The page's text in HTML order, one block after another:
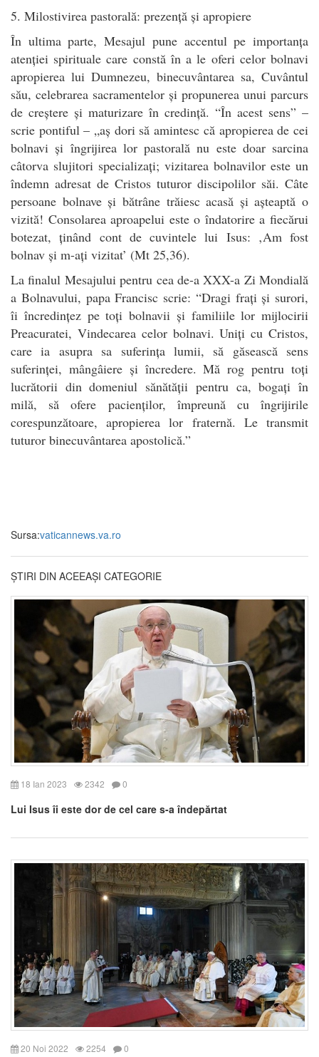
5. Milostivirea pastorală: prezență și apropiere
În ultima parte, Mesajul pune accentul pe importanța
atenției spirituale care constă în a le oferi celor bolnavi
apropierea lui Dumnezeu, binecuvântarea sa, Cuvântul
său, celebrarea sacramentelor și propunerea unui parcurs
de creștere și maturizare în credință. “În acest sens” –
scrie pontiful – „aș dori să amintesc că apropierea de cei
bolnavi și îngrijirea lor pastorală nu este doar sarcina
câtorva slujitori specializați; vizitarea bolnavilor este un
îndemn adresat de Cristos tuturor discipolilor săi. Câte
persoane bolnave și bătrâne trăiesc acasă și așteaptă o
vizită! Consolarea aproapelui este o îndatorire a fiecărui
botezat, ținând cont de cuvintele lui Isus: ‚Am fost
bolnav și m-ați vizitat’ (Mt 25,36).
La finalul Mesajului pentru cea de-a XXX-a Zi Mondială
a Bolnavului, papa Francisc scrie: “Dragi frați și surori,
îi încredințez pe toți bolnavii și familiile lor mijlocirii
Preacuratei, Vindecarea celor bolnavi. Uniți cu Cristos,
care ia asupra sa suferința lumii, să găsească sens
suferinței, mângâiere și încredere. Mă rog pentru toți
lucrătorii din domeniul sănătății pentru ca, bogați în
milă, să ofere pacienților, împreună cu îngrijirile
corespunzătoare, apropierea lor fraternă. Le transmit
tuturor binecuvântarea apostolică.”
Sursa:vaticannews.va.ro
ȘTIRI DIN ACEEAȘI CATEGORIE
18 Ian 2023 2342 0
Lui Isus îi este dor de cel care s-a îndepărtat
20 Noi 2022 2254 0